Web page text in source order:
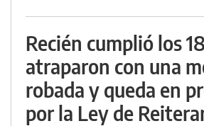
Recién cumplió los
atraparon con una
robada y queda en
por la Ley de